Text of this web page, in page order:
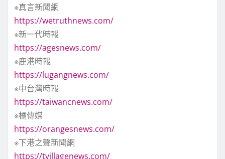
※真言新聞網
https://wetruthnews.com/
※新一代時報
https://agesnews.com/
※鹿港時報
https://lugangnews.com/
※中台灣時報
https://taiwancnews.com/
※橘傳媒
https://orangesnews.com/
※下港之聲新聞網
https://tvillagenews.com/